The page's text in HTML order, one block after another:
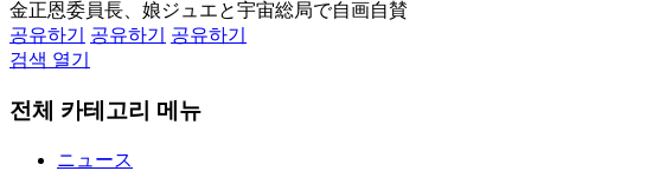
金正恩委員長、娘ジュエと宇宙総局で自画自賛
공유하기
공유하기
공유하기
검색 열기
전체 카테고리 메뉴
ニュース